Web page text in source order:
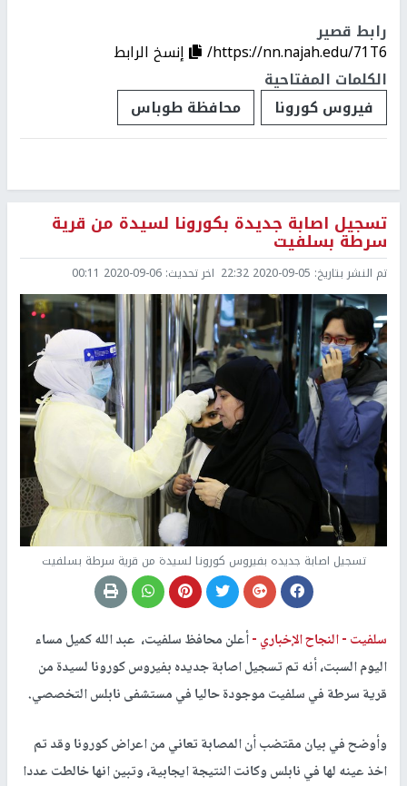
رابط قصير
https://nn.najah.edu/71T6/
إنسخ الرابط
الكلمات المفتاحية
فيروس كورونا
محافظة طوباس
تسجيل اصابة جديدة بكورونا لسيدة من قرية
سرطة بسلفيت
تم النشر بتاريخ: 2020-09-05 22:32 اخر تحديث: 2020-09-06 00:11
تسجيل اصابة جديده بفيروس كورونا لسيدة من قرية سرطة بسلفيت
سلفيت -النجاح الإخباري -أعلن محافظ سلفيت، عبد الله كميل مساء
اليوم السبت، أنه تم تسجيل اصابة جديده بفيروس كورونا لسيدة من
قرية سرطة في سلفيت موجودة حاليا في مستشفى نابلس التخصصي.
وأوضح في بيان مقتضب أن المصابة تعاني من اعراض كورونا وقد تم
اخذ عينه لها في نابلس وكانت النتيجة ايجابية، وتبين انها خالطت عددا